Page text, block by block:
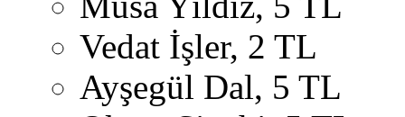
Vedat İşler, 2 TL
Ayşegül Dal, 5 TL